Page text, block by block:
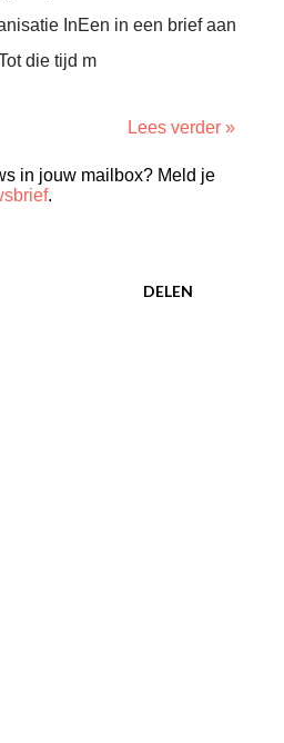
InEen in een brief aan
die tijd m
Lees verder »
in jouw mailbox? Meld je
.
DELEN